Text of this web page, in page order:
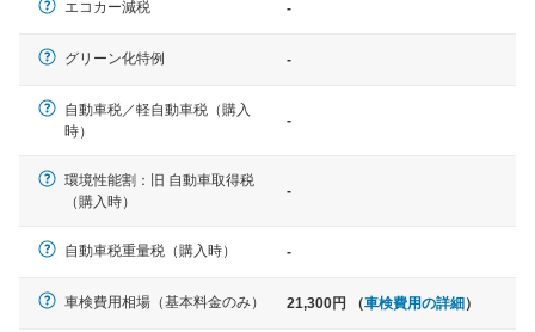
エコカー減税 -
グリーン化特例 -
自動車税／軽自動車税（購入
時）
-
環境性能割：旧 自動車取得税
（購入時）
-
自動車税重量税（購入時） -
車検費用相場（基本料金のみ） 21,300円 （車検費用の詳細）